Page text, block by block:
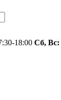
18:00 Сб, Вс: